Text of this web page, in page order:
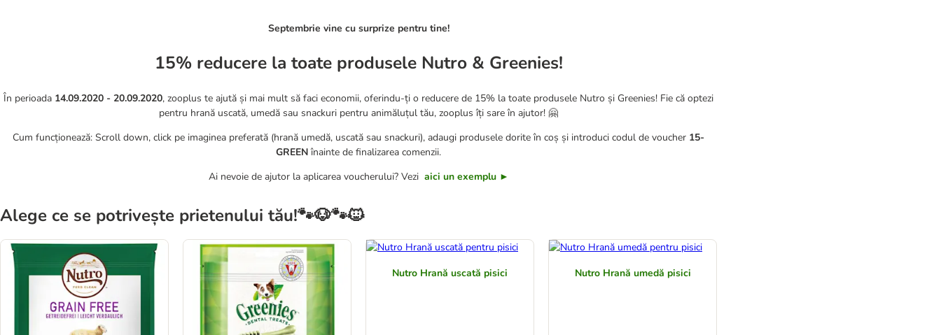
Septembrie vine cu surprize pentru tine!
15% reducere la toate produsele Nutro & Greenies!
În perioada 14.09.2020 - 20.09.2020, zooplus te ajută și mai mult să faci economii, oferindu-ți o reducere de 15% la toate produsele Nutro și Greenies! Fie că optezi
pentru hrană uscată, umedă sau snackuri pentru animăluțul tău, zooplus îți sare în ajutor! 🤗
Cum funcționează: Scroll down, click pe imaginea preferată (hrană umedă, uscată sau snackuri), adaugi produsele dorite în coș și introduci codul de voucher 15-
GREEN înainte de finalizarea comenzii.
Ai nevoie de ajutor la aplicarea voucherului? Vezi aici un exemplu ►
Alege ce se potrivește prietenului tău!🐾🐶🐾🐱
Nutro Hrană uscată pisici Nutro Hrană umedă pisici